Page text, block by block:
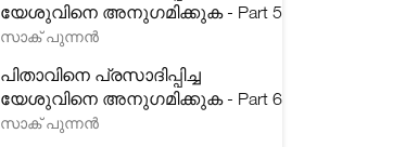
യേശുവിനെ അനുഗമിക്കുക - Part 5
സാക് പുന്നൻ
പിതാവിനെ പ്രസാദിപ്പിച്ച
യേശുവിനെ അനുഗമിക്കുക - Part 6
സാക് പുന്നൻ